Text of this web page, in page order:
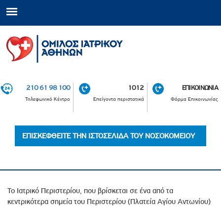
210 61 98 100
Τηλεφωνικό Κέντρο
1012
Επείγοντα περιστατικά
ΕΠΙΚΟΙΝΩΝΙΑ
Φόρμα Επικοινωνίας
ΕΠΙΣΚΕΦΘΕΙΤΕ ΤΗΝ ΙΣΤΟΣΕΛΙΔΑ ΤΟΥ ΝΟΣΟΚΟΜΕΙΟΥ
Το Ιατρικό Περιστερίου, που βρίσκεται σε ένα από τα
κεντρικότερα σημεία του Περιστερίου (Πλατεία Αγίου Αντωνίου)